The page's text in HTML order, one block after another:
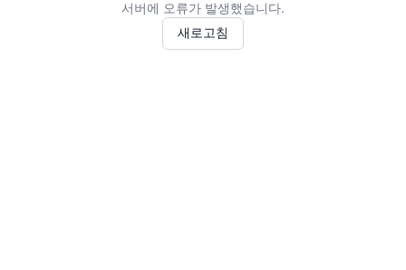
서버에 오류가 발생했습니다.
새로고침